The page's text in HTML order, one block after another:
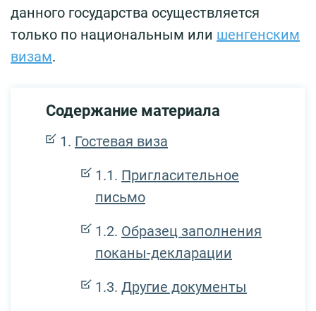
данного государства осуществляется
только по национальным или шенгенским
визам.
Содержание материала
Гостевая виза
Пригласительное
письмо
Образец заполнения
поканы-декларации
Другие документы